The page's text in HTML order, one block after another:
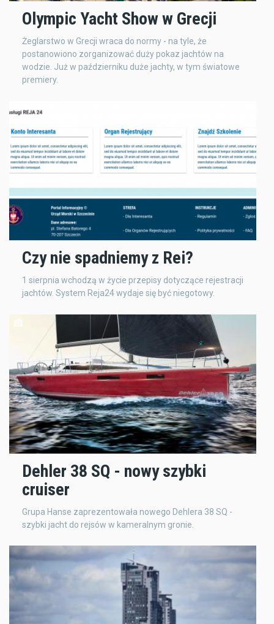
Olympic Yacht Show w Grecji
Żeglarstwo w Grecji wraca do normy - na tyle, że
postanowiono zorganizować duży pokaz jachtów na
wodzie. Już w październiku duże jachty, w tym światowe
premiery.
Czy nie spadniemy z Rei?
1 sierpnia wchodzą w życie przepisy dotyczące rejestracji
jachtów. System Reja24 wydaje się być niegotowy.
Dehler 38 SQ - nowy szybki
cruiser
Grupa Hanse zaprezentowała nowego Dehlera 38 SQ -
szybki jacht do rejsów w kameralnym gronie.